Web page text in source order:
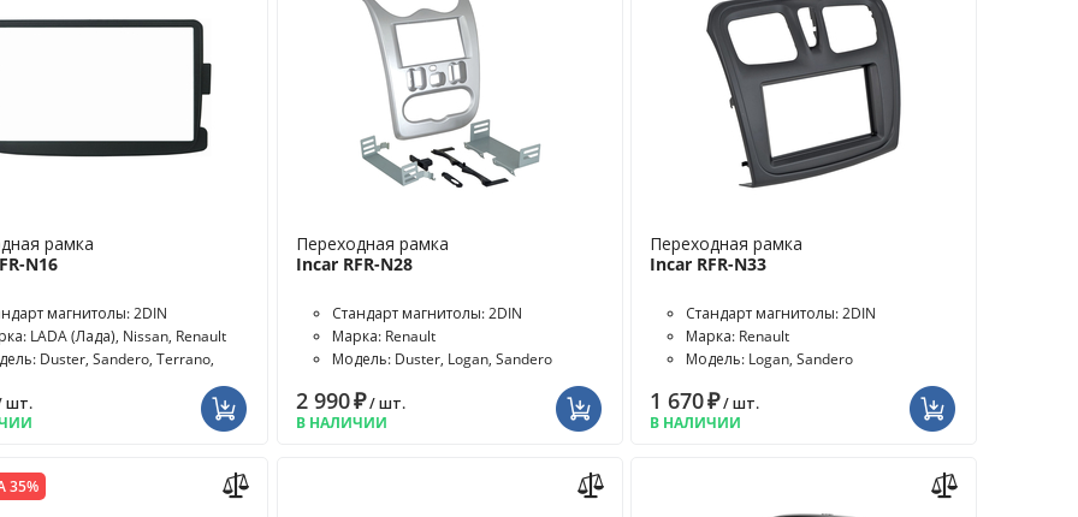
рамка
N16
магнитолы: 2DIN
LADA (Лада), Nissan, Renault
Duster, Sandero, Terrano,
шт.
Переходная рамка
Incar RFR-N28
Стандарт магнитолы: 2DIN
Марка: Renault
Модель: Duster, Logan, Sandero
2 990₽/ шт.
В НАЛИЧИИ
Переходная рамка
Incar RFR-N33
Стандарт магнитолы: 2DIN
Марка: Renault
Модель: Logan, Sandero
1 670₽/ шт.
В НАЛИЧИИ
35%